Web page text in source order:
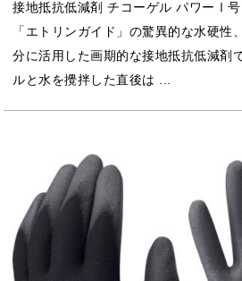
接地抵抗低減剤 チコーゲル パワーⅠ
「エトリンガイド」の驚異的な水硬性
分に活用した画期的な接地抵抗低減剤
ルと水を攪拌した直後は ...